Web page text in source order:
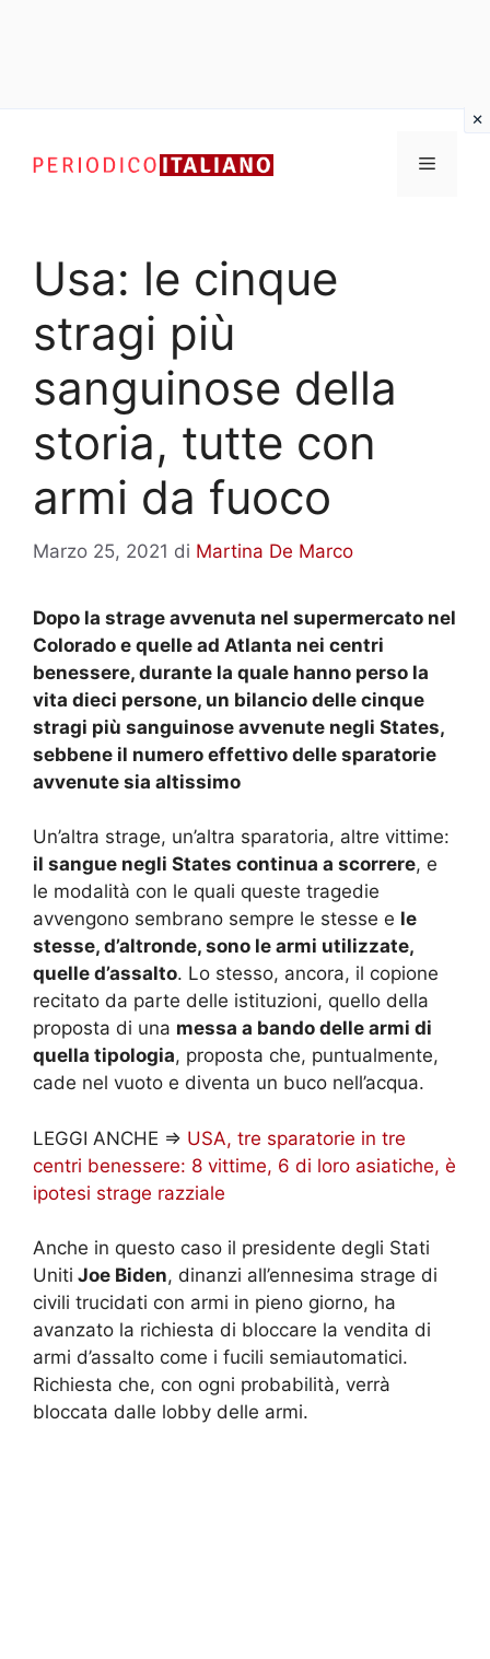
contenuto
Menu
Usa: le cinque
stragi più
sanguinose della
storia, tutte con
armi da fuoco
Marzo 25, 2021 di Martina De Marco
Dopo la strage avvenuta nel supermercato nel
Colorado e quelle ad Atlanta nei centri
benessere, durante la quale hanno perso la
vita dieci persone, un bilancio delle cinque
stragi più sanguinose avvenute negli States,
sebbene il numero effettivo delle sparatorie
avvenute sia altissimo
Un’altra strage, un’altra sparatoria, altre vittime:
il sangue negli States continua a scorrere, e
le modalità con le quali queste tragedie
avvengono sembrano sempre le stesse e le
stesse, d’altronde, sono le armi utilizzate,
quelle d’assalto. Lo stesso, ancora, il copione
recitato da parte delle istituzioni, quello della
proposta di una messa a bando delle armi di
quella tipologia, proposta che, puntualmente,
cade nel vuoto e diventa un buco nell’acqua.
LEGGI ANCHE => USA, tre sparatorie in tre
centri benessere: 8 vittime, 6 di loro asiatiche, è
ipotesi strage razziale
Anche in questo caso il presidente degli Stati
Uniti Joe Biden, dinanzi all’ennesima strage di
civili trucidati con armi in pieno giorno, ha
avanzato la richiesta di bloccare la vendita di
armi d’assalto come i fucili semiautomatici.
Richiesta che, con ogni probabilità, verrà
bloccata dalle lobby delle armi.